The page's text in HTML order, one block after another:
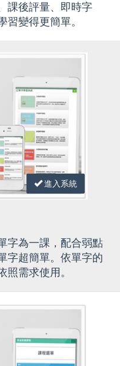
課後評量、即時字
變得更簡單。
進入系統
字為一課，配合弱點
字超簡單。依單字的
需求使用。